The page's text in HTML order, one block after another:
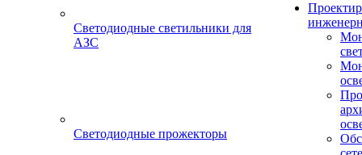
Светодиодные светильники для
АЗС
Светодиодные прожекторы